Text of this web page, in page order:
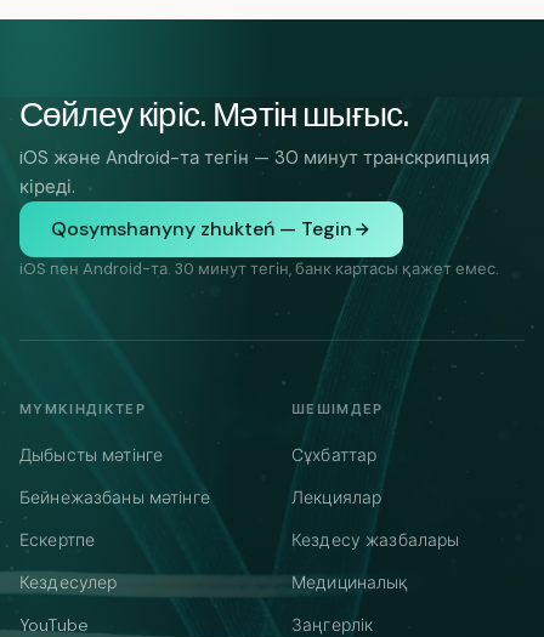
Сөйлеу кіріс. Мәтін шығыс.
iOS және Android-та тегін — 30 минут транскрипция
кіреді.
Qosymshanyny zhukteń — Tegin
iOS пен Android-та. 30 минут тегін, банк картасы қажет емес.
МҮМКІНДІКТЕР
Дыбысты мәтінге
Бейнежазбаны мәтінге
Ескертпе
Кездесулер
YouTube
ШЕШІМДЕР
Сұхбаттар
Лекциялар
Кездесу жазбалары
Медициналық
Заңгерлік